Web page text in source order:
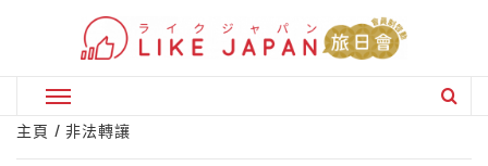
Primary
Menu
主頁 非法轉讓